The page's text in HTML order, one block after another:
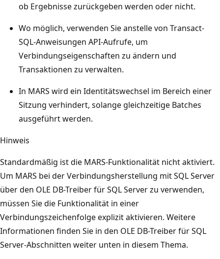
ob Ergebnisse zurückgeben werden oder nicht.
Wo möglich, verwenden Sie anstelle von Transact-
SQL-Anweisungen API-Aufrufe, um
Verbindungseigenschaften zu ändern und
Transaktionen zu verwalten.
In MARS wird ein Identitätswechsel im Bereich einer
Sitzung verhindert, solange gleichzeitige Batches
ausgeführt werden.
Hinweis
Standardmäßig ist die MARS-Funktionalität nicht aktiviert.
Um MARS bei der Verbindungsherstellung mit SQL Server
über den OLE DB-Treiber für SQL Server zu verwenden,
müssen Sie die Funktionalität in einer
Verbindungszeichenfolge explizit aktivieren. Weitere
Informationen finden Sie in den OLE DB-Treiber für SQL
Server-Abschnitten weiter unten in diesem Thema.